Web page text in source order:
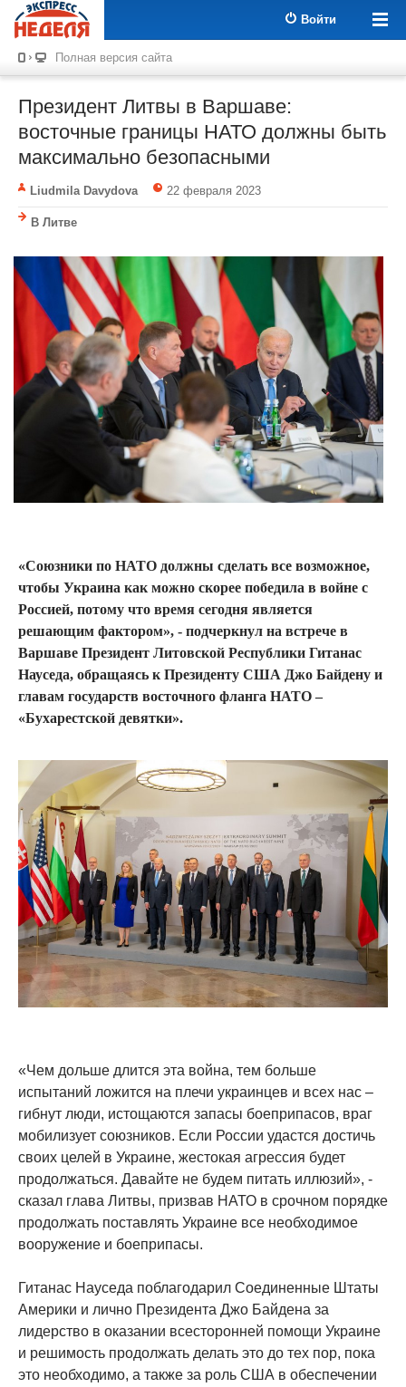
Войти
Полная версия сайта
Президент Литвы в Варшаве:
восточные границы НАТО должны быть
максимально безопасными
Liudmila Davydova 22 февраля 2023
В Литве
«Союзники по НАТО должны сделать все возможное,
чтобы Украина как можно скорее победила в войне с
Россией, потому что время сегодня является
решающим фактором», - подчеркнул на встрече в
Варшаве Президент Литовской Республики Гитанас
Науседа, обращаясь к Президенту США Джо Байдену и
главам государств восточного фланга НАТО –
«Бухарестской девятки».
«Чем дольше длится эта война, тем больше
испытаний ложится на плечи украинцев и всех нас –
гибнут люди, истощаются запасы боеприпасов, враг
мобилизует союзников. Если России удастся достичь
своих целей в Украине, жестокая агрессия будет
продолжаться. Давайте не будем питать иллюзий», -
сказал глава Литвы, призвав НАТО в срочном порядке
продолжать поставлять Украине все необходимое
вооружение и боеприпасы.
Гитанас Науседа поблагодарил Соединенные Штаты
Америки и лично Президента Джо Байдена за
лидерство в оказании всесторонней помощи Украине
и решимость продолжать делать это до тех пор, пока
это необходимо, а также за роль США в обеспечении